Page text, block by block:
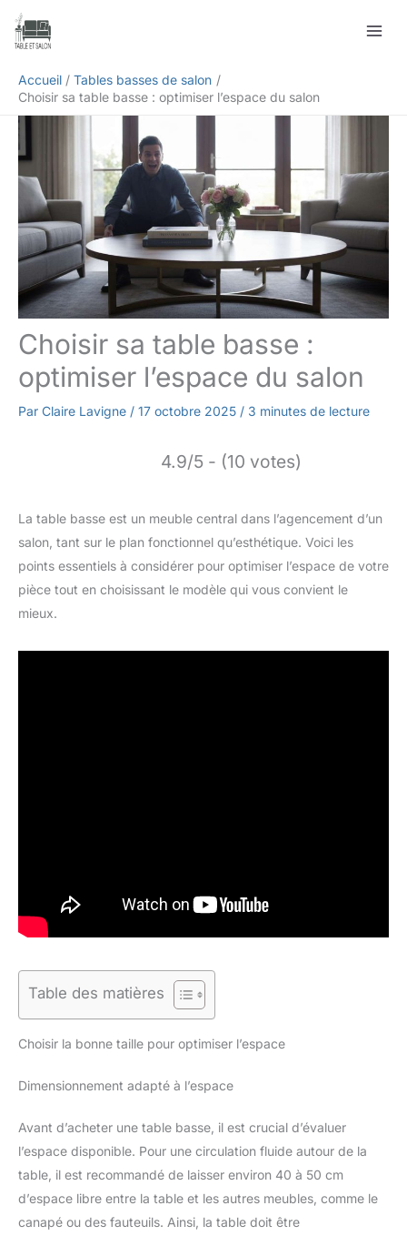
Aller
Accueil
Tables basses de salon
Choisir sa table basse : optimiser l’espace du salon
Choisir sa table basse :
optimiser l’espace du salon
Par Claire Lavigne / 17 octobre 2025 / 3 minutes de lecture
4.9/5 - (10 votes)
La table basse est un meuble central dans l’agencement d’un
salon, tant sur le plan fonctionnel qu’esthétique. Voici les
points essentiels à considérer pour optimiser l’espace de votre
pièce tout en choisissant le modèle qui vous convient le
mieux.
Table des matières
Choisir la bonne taille pour optimiser l’espace
Dimensionnement adapté à l’espace
Avant d’acheter une table basse, il est crucial d’évaluer
l’espace disponible. Pour une circulation fluide autour de la
table, il est recommandé de laisser environ 40 à 50 cm
d’espace libre entre la table et les autres meubles, comme le
canapé ou des fauteuils. Ainsi, la table doit être
Rechercher